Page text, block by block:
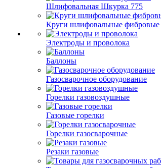
Шлифовальная Шкурка 775
Круги шлифовальные фибровые
Электроды и проволока
Баллоны
Газосварочное оборудование
Горелки газовоздушные
Газовые горелки
Горелки газосварочные
Резаки газовые